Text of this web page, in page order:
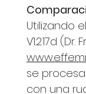
Utilizando
V1.2.17d
se
con una